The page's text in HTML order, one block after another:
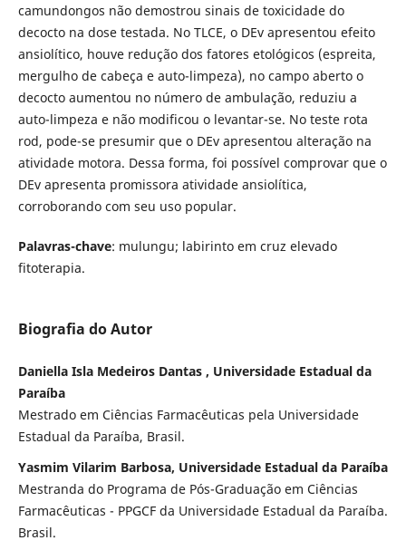
camundongos não demostrou sinais de toxicidade do
decocto na dose testada. No TLCE, o DEv apresentou efeito
ansiolítico, houve redução dos fatores etológicos (espreita,
mergulho de cabeça e auto-limpeza), no campo aberto o
decocto aumentou no número de ambulação, reduziu a
auto-limpeza e não modificou o levantar-se. No teste rota
rod, pode-se presumir que o DEv apresentou alteração na
atividade motora. Dessa forma, foi possível comprovar que o
DEv apresenta promissora atividade ansiolítica,
corroborando com seu uso popular.
Palavras-chave: mulungu; labirinto em cruz elevado
fitoterapia.
Biografia do Autor
Daniella Isla Medeiros Dantas , Universidade Estadual da
Paraíba
Mestrado em Ciências Farmacêuticas pela Universidade
Estadual da Paraíba, Brasil.
Yasmim Vilarim Barbosa, Universidade Estadual da Paraíba
Mestranda do Programa de Pós-Graduação em Ciências
Farmacêuticas - PPGCF da Universidade Estadual da Paraíba.
Brasil.